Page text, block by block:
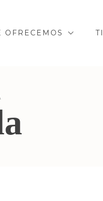
OFRECEMOS